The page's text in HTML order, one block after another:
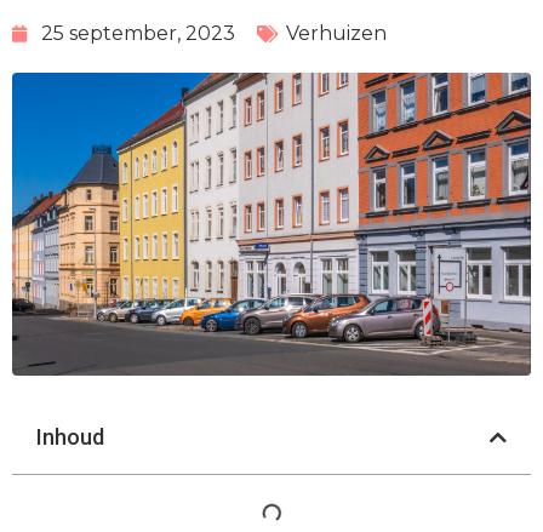
25 september, 2023 Verhuizen
Inhoud